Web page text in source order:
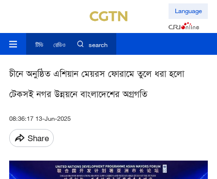
Language
টিভি রেডিও search
চীনে অনুষ্ঠিত এশিয়ান মেয়রস ফোরামে তুলে ধরা হলো
টেকসই নগর উন্নয়নে বাংলাদেশের অগ্রগতি
08:36:17 13-Jun-2025
Share